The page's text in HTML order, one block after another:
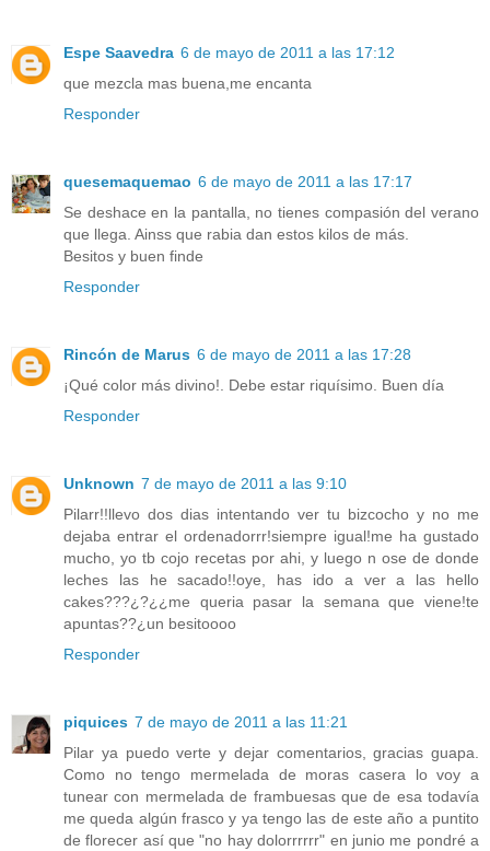
Espe Saavedra 6 de mayo de 2011 a las 17:12
que mezcla mas buena,me encanta
Responder
quesemaquemao 6 de mayo de 2011 a las 17:17
Se deshace en la pantalla, no tienes compasión del verano
que llega. Ainss que rabia dan estos kilos de más.
Besitos y buen finde
Responder
Rincón de Marus 6 de mayo de 2011 a las 17:28
¡Qué color más divino!. Debe estar riquísimo. Buen día
Responder
Unknown 7 de mayo de 2011 a las 9:10
Pilarr!!llevo dos dias intentando ver tu bizcocho y no me
dejaba entrar el ordenadorrr!siempre igual!me ha gustado
mucho, yo tb cojo recetas por ahi, y luego n ose de donde
leches las he sacado!!oye, has ido a ver a las hello
cakes???¿?¿¿me queria pasar la semana que viene!te
apuntas??¿un besitoooo
Responder
piquices 7 de mayo de 2011 a las 11:21
Pilar ya puedo verte y dejar comentarios, gracias guapa.
Como no tengo mermelada de moras casera lo voy a
tunear con mermelada de frambuesas que de esa todavía
me queda algún frasco y ya tengo las de este año a puntito
de florecer así que "no hay dolorrrrrr" en junio me pondré a